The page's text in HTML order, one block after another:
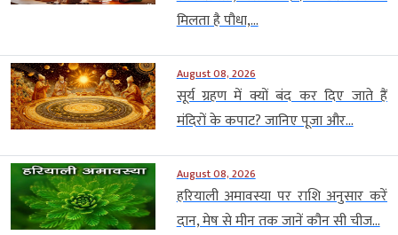
मिलता है पौधा,...
August 08, 2026
सूर्य ग्रहण में क्यों बंद कर दिए जाते हैं
मंदिरों के कपाट? जानिए पूजा और...
August 08, 2026
हरियाली अमावस्या पर राशि अनुसार करें
दान, मेष से मीन तक जानें कौन सी चीज...